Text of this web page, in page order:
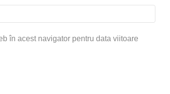
în acest navigator pentru data viitoare